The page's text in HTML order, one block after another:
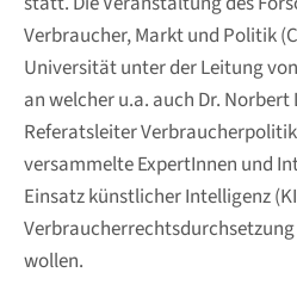
Verbraucher, Markt und Politik
Universität unter der Leitung
an welcher u.a. auch Dr.
Referatsleiter
versammelte ExpertInnen und
Einsatz künstlicher Intelligenz
wollen.